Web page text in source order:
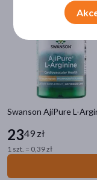
Swanson AjiPure L-
2349 zł
1 szt. = 0,39 zł
Główne
magnez(13)
cynk(8)
dzika róża(8)
kurkuma
pokaż więcej
Część ciała